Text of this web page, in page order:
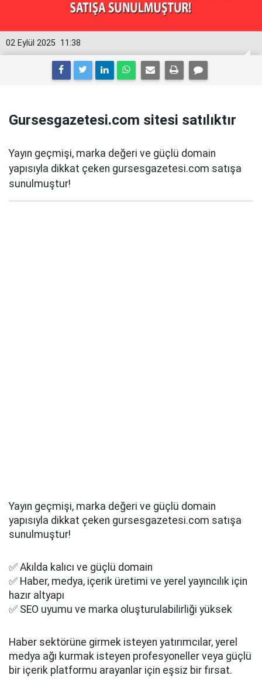
11:38
02 Eylül 2025
Gursesgazetesi.com sitesi satılıktır
Yayın geçmişi, marka değeri ve güçlü domain
yapısıyla dikkat çeken gursesgazetesi.com satışa
sunulmuştur!
Yayın geçmişi, marka değeri ve güçlü domain
yapısıyla dikkat çeken gursesgazetesi.com satışa
sunulmuştur!
✅ Akılda kalıcı ve güçlü domain
✅ Haber, medya, içerik üretimi ve yerel yayıncılık için
hazır altyapı
✅ SEO uyumu ve marka oluşturulabilirliği yüksek
Haber sektörüne girmek isteyen yatırımcılar, yerel
medya ağı kurmak isteyen profesyoneller veya güçlü
bir içerik platformu arayanlar için eşsiz bir fırsat.